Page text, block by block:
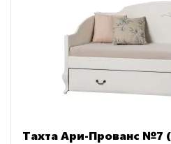
Тахта Ари-Прованс №7